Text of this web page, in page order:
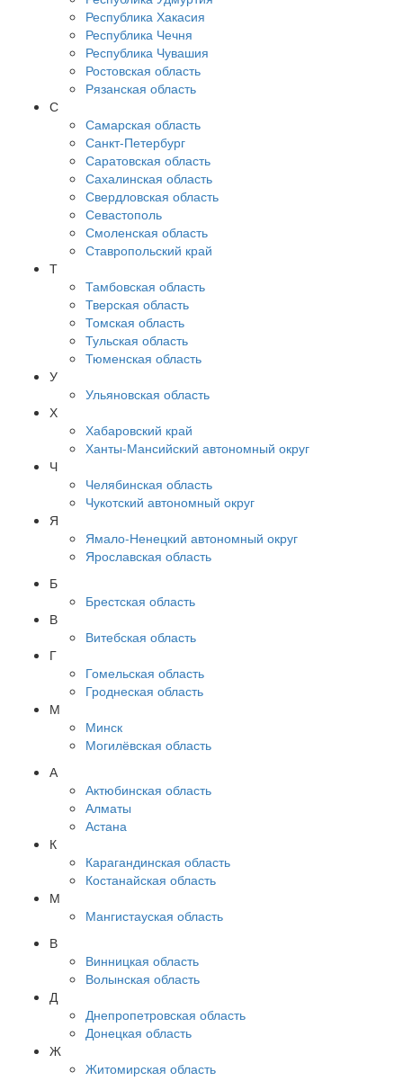
Республика Хакасия
Республика Чечня
Республика Чувашия
Ростовская область
Рязанская область
С
Самарская область
Санкт-Петербург
Саратовская область
Сахалинская область
Свердловская область
Севастополь
Смоленская область
Ставропольский край
Т
Тамбовская область
Тверская область
Томская область
Тульская область
Тюменская область
У
Ульяновская область
Х
Хабаровский край
Ханты-Мансийский автономный округ
Ч
Челябинская область
Чукотский автономный округ
Я
Ямало-Ненецкий автономный округ
Ярославская область
Б
Брестская область
В
Витебская область
Г
Гомельская область
Гроднеская область
М
Минск
Могилёвская область
А
Актюбинская область
Алматы
Астана
К
Карагандинская область
Костанайская область
М
Мангистауская область
В
Винницкая область
Волынская область
Д
Днепропетровская область
Донецкая область
Ж
Житомирская область